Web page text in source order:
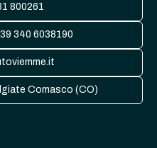
800261
340 6038190
Comasco (CO)